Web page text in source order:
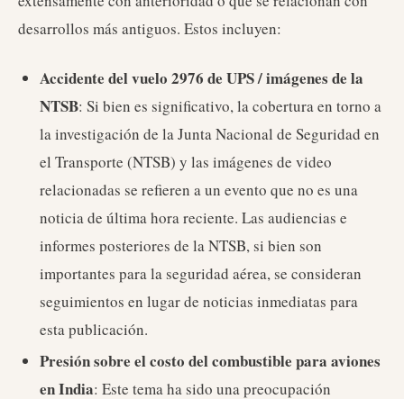
desarrollos más antiguos. Estos incluyen:
Accidente del vuelo 2976 de UPS / imágenes de la
NTSB: Si bien es significativo, la cobertura en torno a
la investigación de la Junta Nacional de Seguridad en
el Transporte (NTSB) y las imágenes de video
relacionadas se refieren a un evento que no es una
noticia de última hora reciente. Las audiencias e
informes posteriores de la NTSB, si bien son
importantes para la seguridad aérea, se consideran
seguimientos en lugar de noticias inmediatas para
esta publicación.
Presión sobre el costo del combustible para aviones
en India: Este tema ha sido una preocupación